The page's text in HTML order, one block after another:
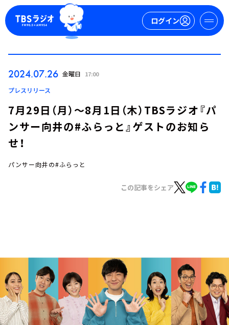
ログイン
YouTube
会社情報
2024.07.26 金曜日 17:00
プレスリリース
7月29日（月）～8月1日（木）TBSラジオ『パ
ンサー向井の#ふらっと』ゲストのお知ら
せ！
パンサー向井の#ふらっと
この記事をシェア